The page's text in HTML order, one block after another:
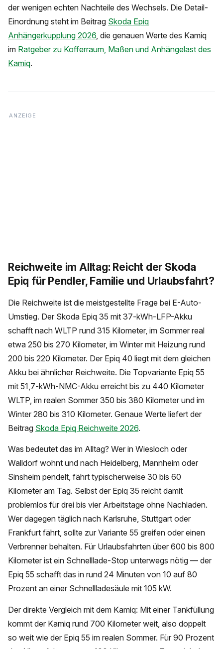
der wenigen echten Nachteile des Wechsels. Die Detail-
Einordnung steht im Beitrag Skoda Epiq
Anhängerkupplung 2026, die genauen Werte des Kamiq
im Ratgeber zu Kofferraum, Maßen und Anhängelast des
Kamiq.
Reichweite im Alltag: Reicht der Skoda
Epiq für Pendler, Familie und Urlaubsfahrt?
Die Reichweite ist die meistgestellte Frage bei E-Auto-
Umstieg. Der Skoda Epiq 35 mit 37-kWh-LFP-Akku
schafft nach WLTP rund 315 Kilometer, im Sommer real
etwa 250 bis 270 Kilometer, im Winter mit Heizung rund
200 bis 220 Kilometer. Der Epiq 40 liegt mit dem gleichen
Akku bei ähnlicher Reichweite. Die Topvariante Epiq 55
mit 51,7-kWh-NMC-Akku erreicht bis zu 440 Kilometer
WLTP, im realen Sommer 350 bis 380 Kilometer und im
Winter 280 bis 310 Kilometer. Genaue Werte liefert der
Beitrag Skoda Epiq Reichweite 2026.
Was bedeutet das im Alltag? Wer in Wiesloch oder
Walldorf wohnt und nach Heidelberg, Mannheim oder
Sinsheim pendelt, fährt typischerweise 30 bis 60
Kilometer am Tag. Selbst der Epiq 35 reicht damit
problemlos für drei bis vier Arbeitstage ohne Nachladen.
Wer dagegen täglich nach Karlsruhe, Stuttgart oder
Frankfurt fährt, sollte zur Variante 55 greifen oder einen
Verbrenner behalten. Für Urlaubsfahrten über 600 bis 800
Kilometer ist ein Schnelllade-Stop unterwegs nötig — der
Epiq 55 schafft das in rund 24 Minuten von 10 auf 80
Prozent an einer Schnellladesäule mit 105 kW.
Der direkte Vergleich mit dem Kamiq: Mit einer Tankfüllung
kommt der Kamiq rund 700 Kilometer weit, also doppelt
so weit wie der Epiq 55 im realen Sommer. Für 90 Prozent